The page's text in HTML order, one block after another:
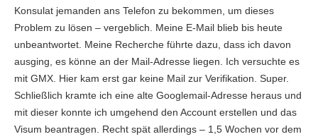
Konsulat jemanden ans Telefon zu bekommen, um dieses
Problem zu lösen – vergeblich. Meine E-Mail blieb bis heute
unbeantwortet. Meine Recherche führte dazu, dass ich davon
ausging, es könne an der Mail-Adresse liegen. Ich versuchte es
mit GMX. Hier kam erst gar keine Mail zur Verifikation. Super.
Schließlich kramte ich eine alte Googlemail-Adresse heraus und
mit dieser konnte ich umgehend den Account erstellen und das
Visum beantragen. Recht spät allerdings – 1,5 Wochen vor dem